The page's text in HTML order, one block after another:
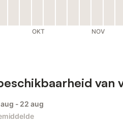
OKT NOV
van
- 22 aug